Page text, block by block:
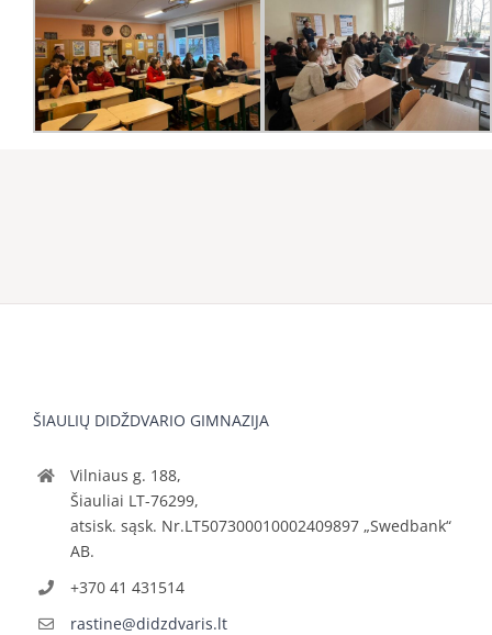
ŠIAULIŲ DIDŽDVARIO GIMNAZIJA
Vilniaus g. 188,
Šiauliai LT-76299,
atsisk. sąsk. Nr.LT507300010002409897 „Swedbank“
AB.
+370 41 431514
rastine@didzdvaris.lt